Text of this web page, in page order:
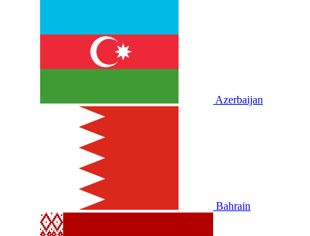
Azerbaijan
Bahrain